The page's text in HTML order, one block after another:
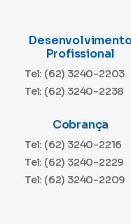
Profissional
Tel: (62) 3240-2203
Tel: (62) 3240-2238
Cobrança
Tel: (62) 3240-2216
Tel: (62) 3240-2229
Tel: (62) 3240-2209